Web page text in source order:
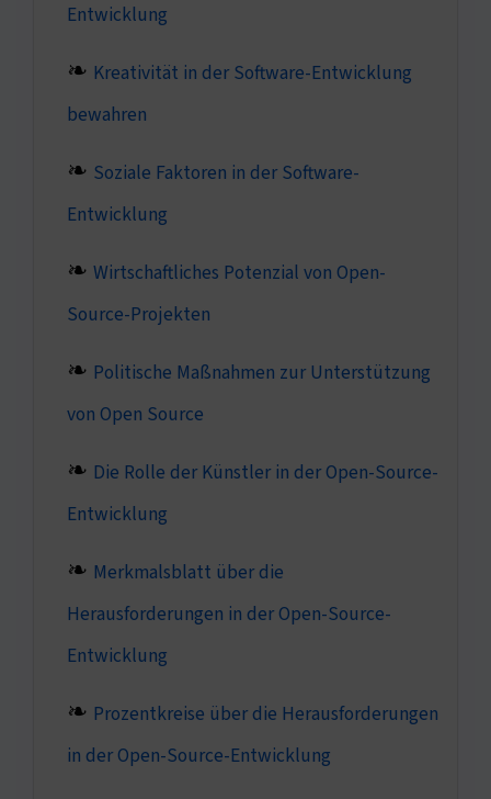
Entwicklung
Kreativität in der Software-Entwicklung
bewahren
Soziale Faktoren in der Software-
Entwicklung
Wirtschaftliches Potenzial von Open-
Source-Projekten
Politische Maßnahmen zur Unterstützung
von Open Source
Die Rolle der Künstler in der Open-Source-
Entwicklung
Merkmalsblatt über die
Herausforderungen in der Open-Source-
Entwicklung
Prozentkreise über die Herausforderungen
in der Open-Source-Entwicklung